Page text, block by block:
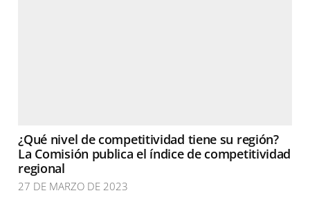
¿Qué nivel de competitividad tiene su región?
La Comisión publica el índice de competitividad
regional
27 DE MARZO DE 2023